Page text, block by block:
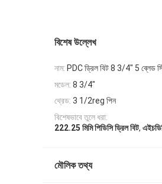
বিশেষ উল্লেখ
নাম: PDC ড্রিল বিট 8 3/4" 5 ব্লেড
মডেল: 8 3/4"
থ্রেড: 3 1/2reg পিন
বিশেষভাবে তুলে ধরা:
222.25 মিমি পিডিসি ড্রিল বিট,
মৌলিক তথ্য